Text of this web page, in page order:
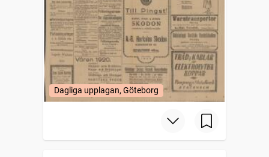
Dagliga upplagan, Göteborg